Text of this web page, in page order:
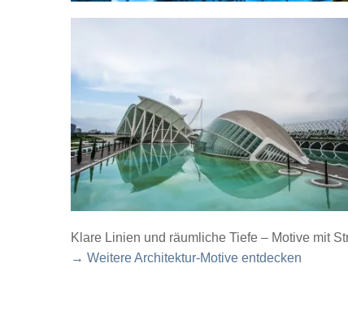
Klare Linien und räumliche Tiefe – Motive mit
→ Weitere Architektur-Motive entdecken